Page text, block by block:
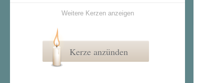
Weitere Kerzen anzeigen
Kerze anzünden